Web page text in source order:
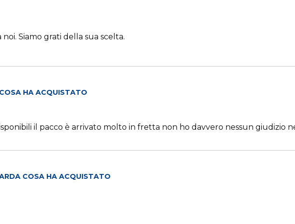
noi. Siamo grati della sua scelta.
HA ACQUISTATO
il pacco è arrivato molto in fretta non ho davvero nessun giudizio
COSA HA ACQUISTATO